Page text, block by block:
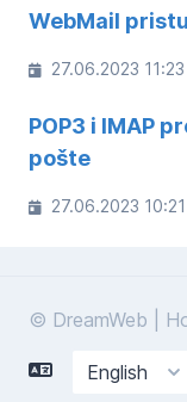
WebMail
27.06.2023 11:23
POP3 i IMAP
pošte
27.06.2023 10:21
© DreamWeb |